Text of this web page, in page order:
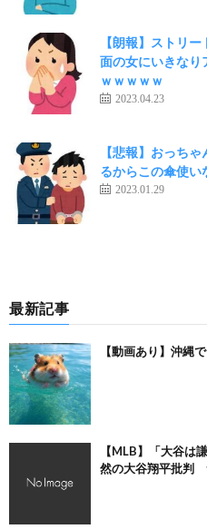
【朗報】ストリ
面の女にいきなり
ｗｗｗｗｗ
2023.04.23
【悲報】おっち
るからこの傘使
2023.01.29
最新記事
【動画あり】沖縄
【MLB】「大谷は
然の大谷翔平批判